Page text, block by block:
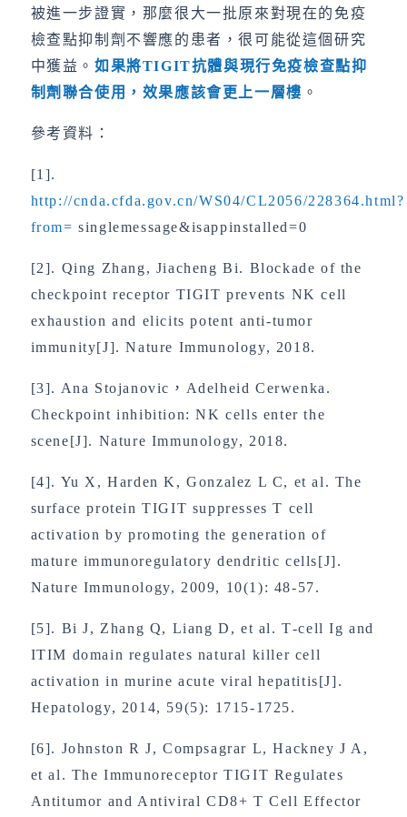
被進一步證實，那麼很大一批原來對現在的免疫
檢查點抑制劑不響應的患者，很可能從這個研究
中獲益。 如果將TIGIT抗體與現行免疫檢查點抑
制劑聯合使用，效果應該會更上一層樓 。
參考資料：
[1].
http://cnda.cfda.gov.cn/WS04/CL2056/228364.html?
from= singlemessage&isappinstalled=0
[2]. Qing Zhang, Jiacheng Bi. Blockade of the
checkpoint receptor TIGIT prevents NK cell
exhaustion and elicits potent anti-tumor
immunity[J]. Nature Immunology, 2018.
[3]. Ana Stojanovic，Adelheid Cerwenka.
Checkpoint inhibition: NK cells enter the
scene[J]. Nature Immunology, 2018.
[4]. Yu X, Harden K, Gonzalez L C, et al. The
surface protein TIGIT suppresses T cell
activation by promoting the generation of
mature immunoregulatory dendritic cells[J].
Nature Immunology, 2009, 10(1): 48-57.
[5]. Bi J, Zhang Q, Liang D, et al. T‐cell Ig and
ITIM domain regulates natural killer cell
activation in murine acute viral hepatitis[J].
Hepatology, 2014, 59(5): 1715-1725.
[6]. Johnston R J, Compsagrar L, Hackney J A,
et al. The Immunoreceptor TIGIT Regulates
Antitumor and Antiviral CD8+ T Cell Effector